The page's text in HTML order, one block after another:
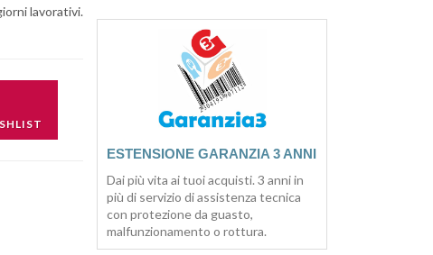
lavorativi.
ESTENSIONE GARANZIA 3 ANNI
Dai più vita ai tuoi acquisti. 3 anni in
più di servizio di assistenza tecnica
con protezione da guasto,
malfunzionamento o rottura.